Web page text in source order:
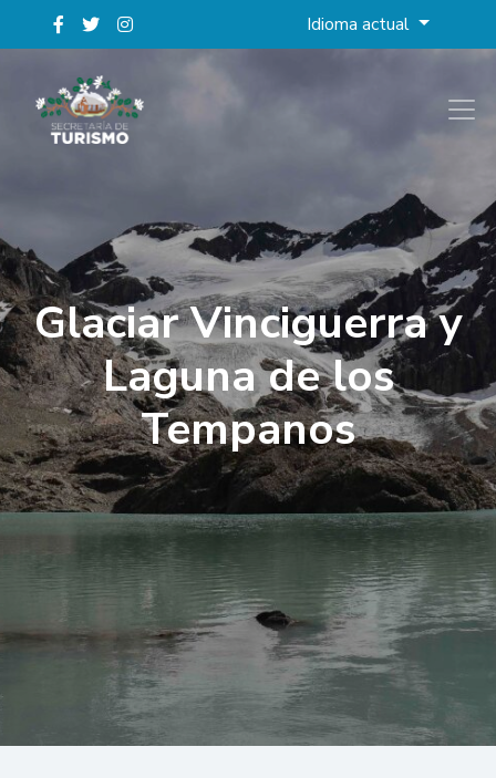
Idioma actual
Glaciar Vinciguerra y
Laguna de los
Tempanos